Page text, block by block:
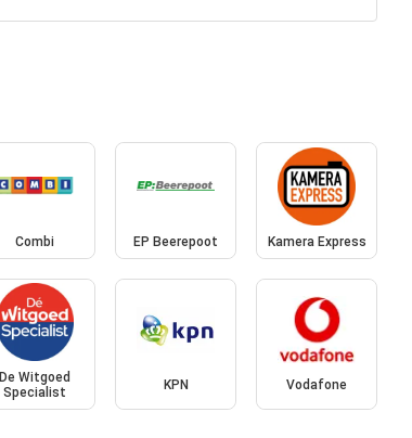
Combi EP Beerepoot Kamera Express
De Witgoed
Specialist
KPN Vodafone